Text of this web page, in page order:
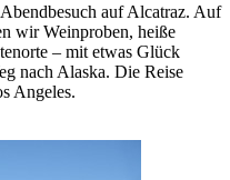
auf Alcatraz. Auf
wir Weinproben, heiße
– mit etwas Glück
nach Alaska. Die Reise
Angeles.